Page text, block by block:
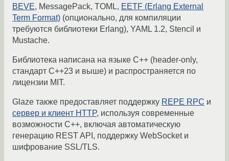
BEVE, MessagePack, TOML, EETF (Erlang External
Term Format) (опционально, для компиляции
требуются библиотеки Erlang), YAML 1.2, Stencil и
Mustache.
Библиотека написана на языке C++ (header-only,
стандарт C++23 и выше) и распространяется по
лицензии MIT.
Glaze также предоставляет поддержку REPE RPC и
сервер и клиент HTTP, используя современные
возможности C++, включая автоматическую
генерацию REST API, поддержку WebSocket и
шифрование SSL/TLS.